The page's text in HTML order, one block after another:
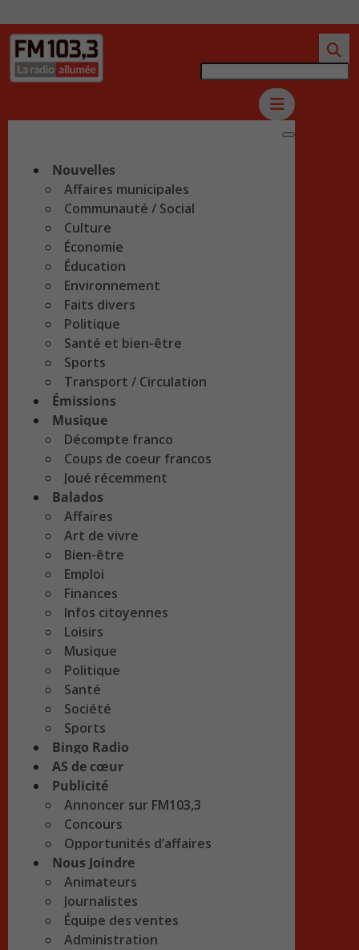
Nouvelles
Affaires municipales
Communauté / Social
Culture
Économie
Éducation
Environnement
Faits divers
Politique
Santé et bien-être
Sports
Transport / Circulation
Émissions
Musique
Décompte franco
Coups de coeur francos
Joué récemment
Balados
Affaires
Art de vivre
Bien-être
Emploi
Finances
Infos citoyennes
Loisirs
Musique
Politique
Santé
Société
Sports
Bingo Radio
AS de cœur
Publicité
Annoncer sur FM103,3
Concours
Opportunités d’affaires
Nous Joindre
Animateurs
Journalistes
Équipe des ventes
Administration